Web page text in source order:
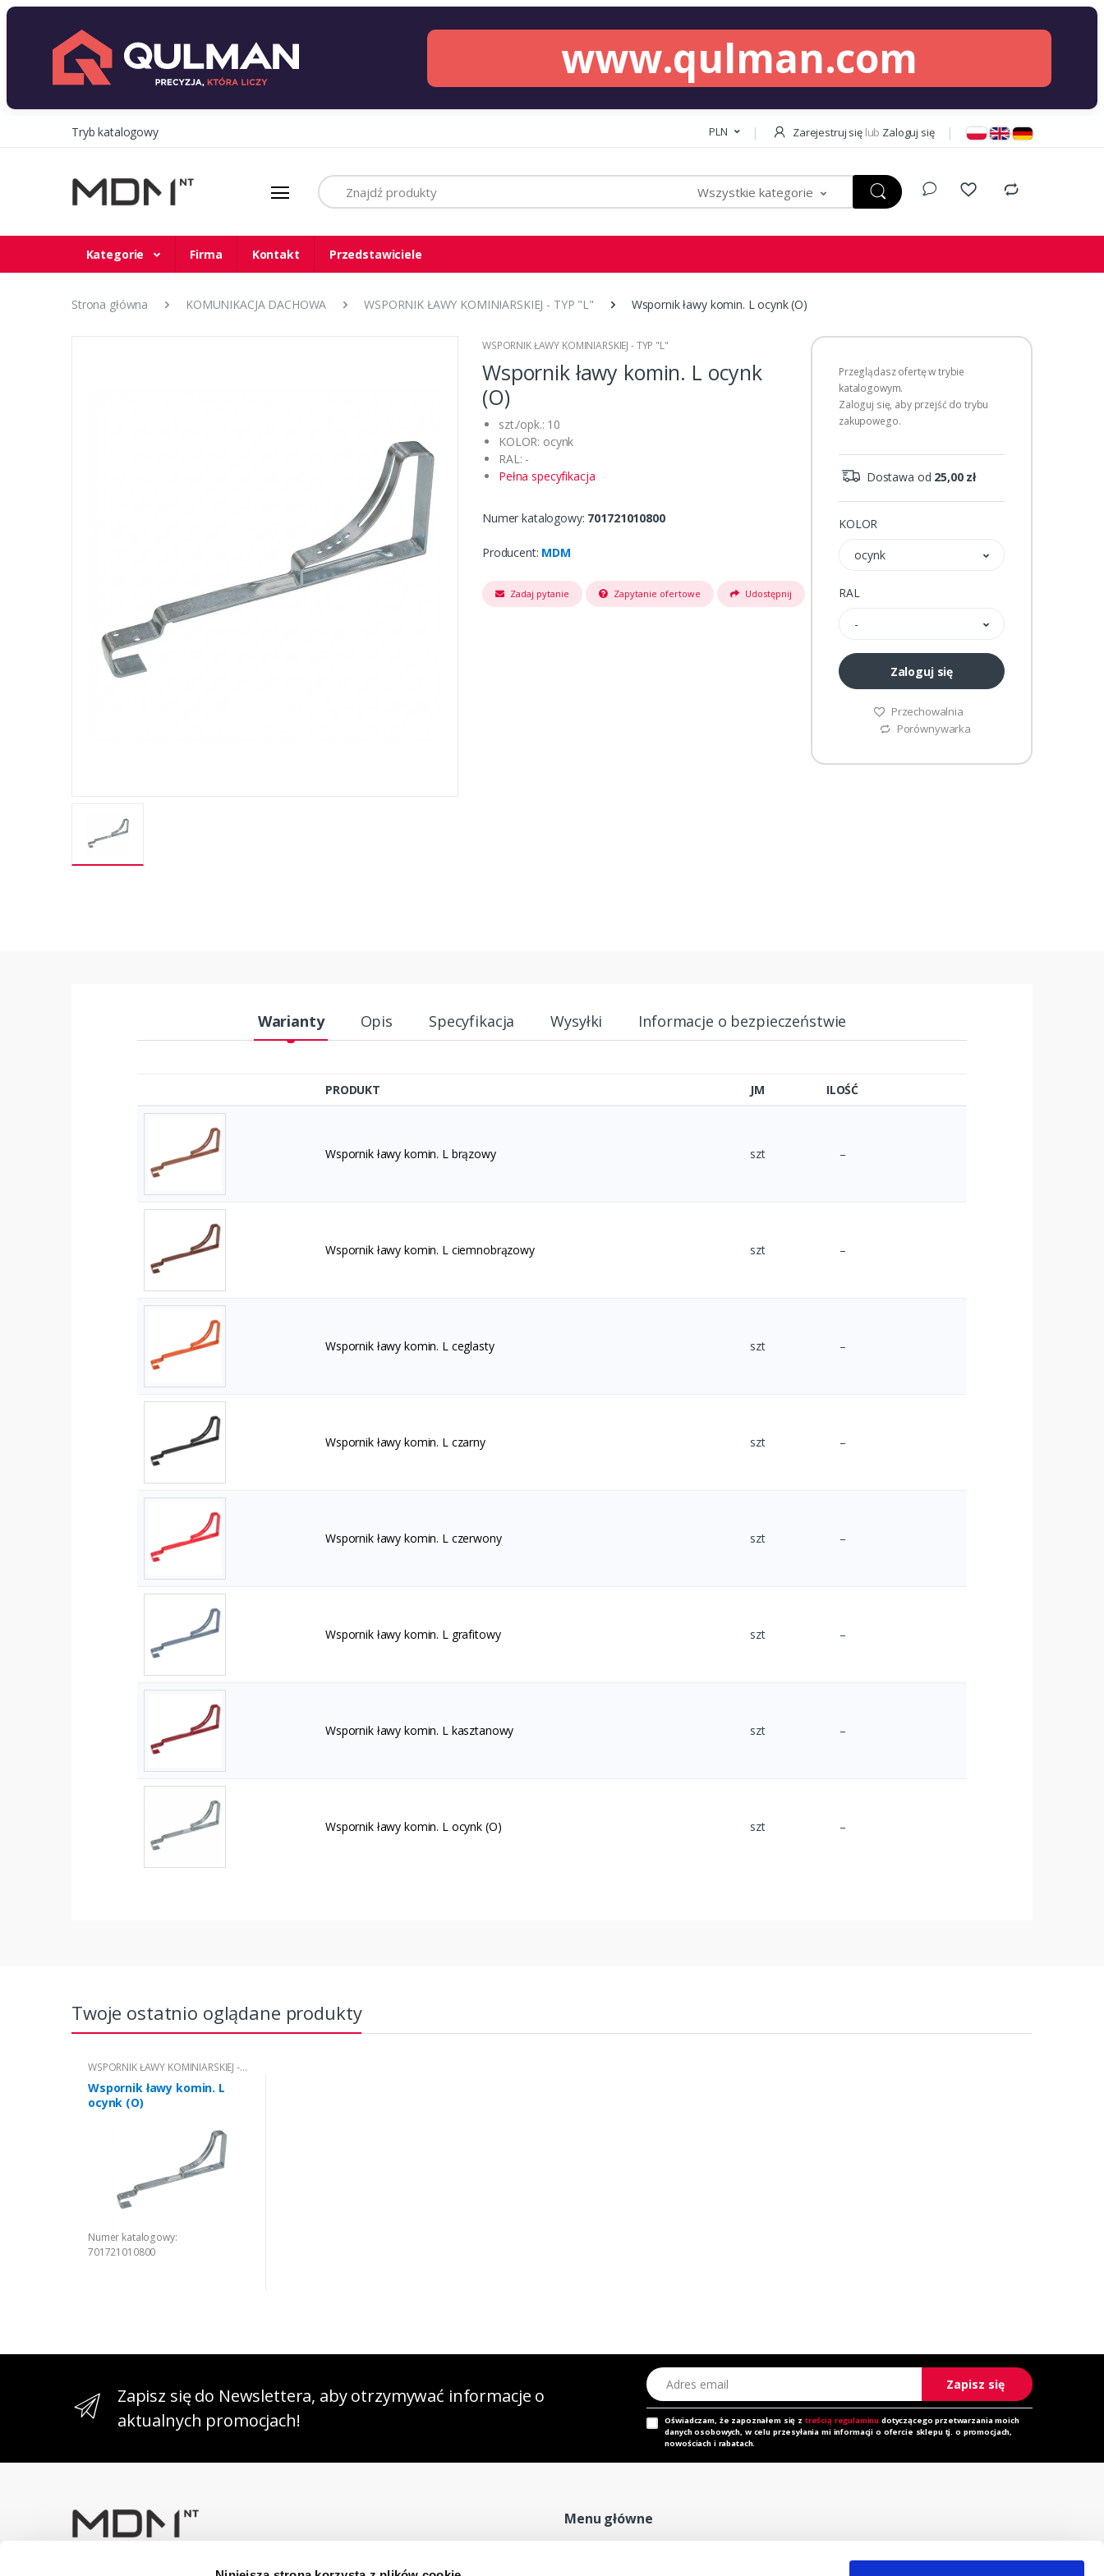
www.qulman.com
Tryb katalogowy PLN Zarejestruj się lub Zaloguj się
Szukaj
Wszystkie kategorie
Kategorie Firma Kontakt Przedstawiciele
Strona główna KOMUNIKACJA DACHOWA WSPORNIK ŁAWY KOMINIARSKIEJ - TYP "L" Wspornik ławy komin. L ocynk (O)
WSPORNIK ŁAWY KOMINIARSKIEJ - TYP "L"
Wspornik ławy komin. L ocynk
(O)
szt./opk.: 10
KOLOR: ocynk
RAL: -
Pełna specyfikacja
Numer katalogowy: 701721010800
Producent: MDM
Zadaj pytanie Zapytanie ofertowe Udostępnij
Przeglądasz ofertę w trybie
katalogowym.
Zaloguj się, aby przejść do trybu
zakupowego.
Dostawa od 25,00 zł
KOLOR
ocynk
RAL
-
Zaloguj się
Przechowalnia
Porównywarka
Warianty Opis Specyfikacja Wysyłki Informacje o bezpieczeństwie
PRODUKT JM ILOŚĆ
Wspornik ławy komin. L brązowy szt –
Wspornik ławy komin. L ciemnobrązowy szt –
Wspornik ławy komin. L ceglasty szt –
Wspornik ławy komin. L czarny szt –
Wspornik ławy komin. L czerwony szt –
Wspornik ławy komin. L grafitowy szt –
Wspornik ławy komin. L kasztanowy szt –
Wspornik ławy komin. L ocynk (O) szt –
Twoje ostatnio oglądane produkty
WSPORNIK ŁAWY KOMINIARSKIEJ -
TYP "L"
Wspornik ławy komin. L
ocynk (O)
Numer katalogowy:
701721010800
Zapisz się do Newslettera, aby otrzymywać informacje o
aktualnych promocjach!
Adres email
Zapisz się
Oświadczam, że zapoznałem się z treścią regulaminu dotyczącego przetwarzania moich
danych osobowych, w celu przesyłania mi informacji o ofercie sklepu tj. o promocjach,
nowościach i rabatach.
Menu główne